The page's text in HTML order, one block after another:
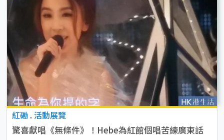
紅磡 . 活動展覽
驚喜獻唱《無條件》！Hebe為紅館個唱苦練廣東話